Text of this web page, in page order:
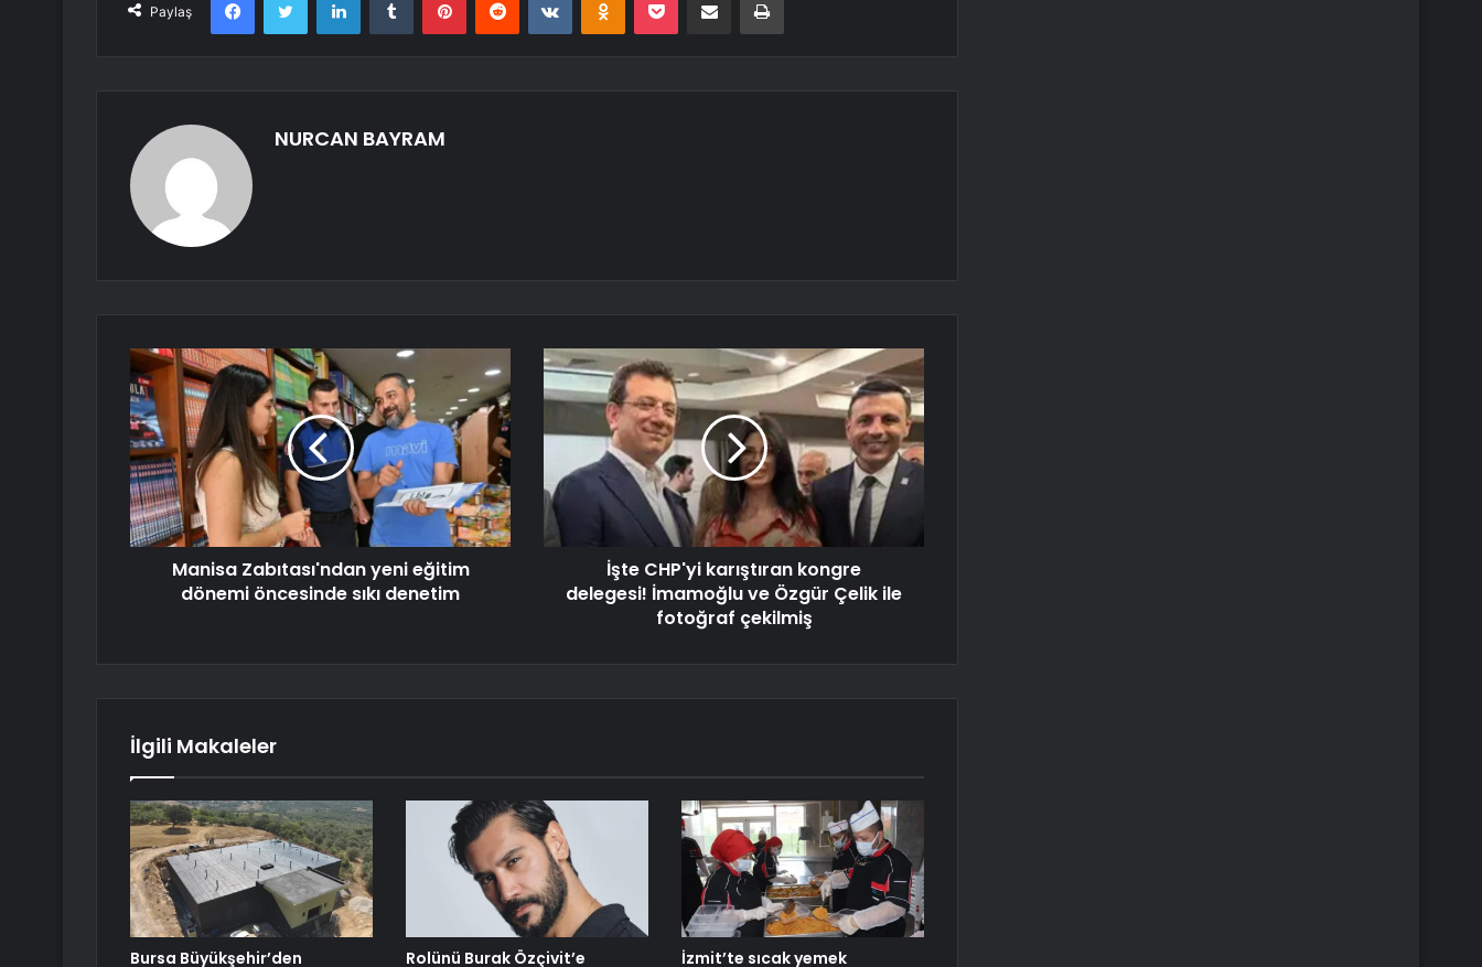
Paylaş
NURCAN BAYRAM
Manisa Zabıtası'ndan yeni eğitim
dönemi öncesinde sıkı denetim
İşte CHP'yi karıştıran kongre
delegesi! İmamoğlu ve Özgür Çelik ile
fotoğraf çekilmiş
İlgili Makaleler
Bursa Büyükşehir’den Rolünü Burak Özçivit’e İzmit’te sıcak yemek